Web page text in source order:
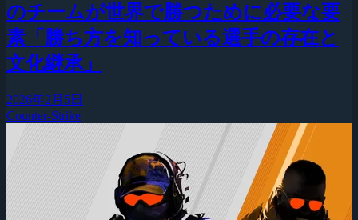
のチームが世界で勝つために必要な要
素「勝ち方を知っている選手の存在と
文化継承」
2026年2月5日
Counter-Strike